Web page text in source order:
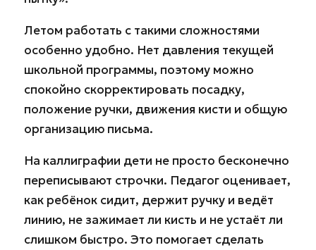
Летом работать с такими сложностями
особенно удобно. Нет давления текущей
школьной программы, поэтому можно
спокойно скорректировать посадку,
положение ручки, движения кисти и общую
организацию письма.
На каллиграфии дети не просто бесконечно
переписывают строчки. Педагог оценивает,
как ребёнок сидит, держит ручку и ведёт
линию, не зажимает ли кисть и не устаёт ли
слишком быстро. Это помогает сделать